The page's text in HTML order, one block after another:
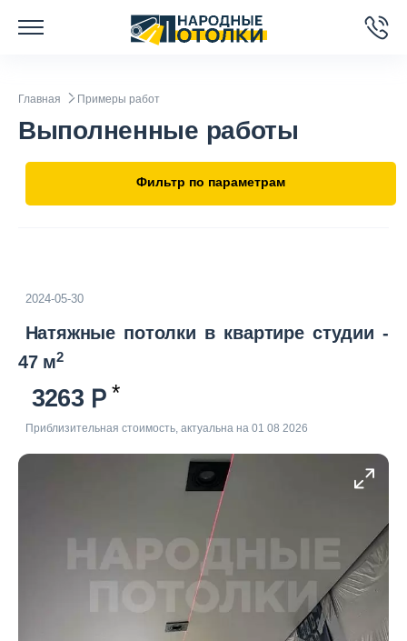
Главная Примеры работ
Выполненные работы
Фильтр по параметрам
2024-05-30
Натяжные потолки в квартире студии -
47 м2
3263
Приблизительная стоимость, актуальна на 01 08 2026